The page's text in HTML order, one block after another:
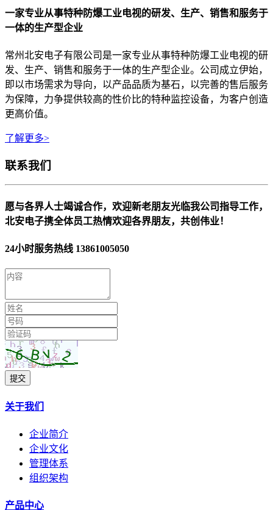
一家专业从事特种防爆工业电视的研发、生产、销售和服务于
一体的生产型企业
常州北安电子有限公司是一家专业从事特种防爆工业电视的研
发、生产、销售和服务于一体的生产型企业。公司成立伊始，
即以市场需求为导向，以产品品质为基石，以完善的售后服务
为保障，力争提供较高的性价比的特种监控设备，为客户创造
更高价值。
了解更多>
联系我们
愿与各界人士竭诚合作，欢迎新老朋友光临我公司指导工作，
北安电子携全体员工热情欢迎各界朋友，共创伟业！
24小时服务热线 13861005050
提交
关于我们
企业简介
企业文化
管理体系
组织架构
产品中心